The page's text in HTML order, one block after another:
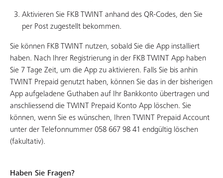
Aktivieren Sie FKB TWINT anhand des QR-Codes, den Sie
per Post zugestellt bekommen.
Sie können FKB TWINT nutzen, sobald Sie die App installiert
haben. Nach Ihrer Registrierung in der FKB TWINT App haben
Sie 7 Tage Zeit, um die App zu aktivieren. Falls Sie bis anhin
TWINT Prepaid genutzt haben, können Sie das in der bisherigen
App aufgeladene Guthaben auf Ihr Bankkonto übertragen und
anschliessend die TWINT Prepaid Konto App löschen. Sie
können, wenn Sie es wünschen, Ihren TWINT Prepaid Account
unter der Telefonnummer 058 667 98 41 endgültig löschen
(fakultativ).
Haben Sie Fragen?